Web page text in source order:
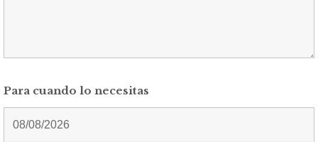
Para cuando lo necesitas